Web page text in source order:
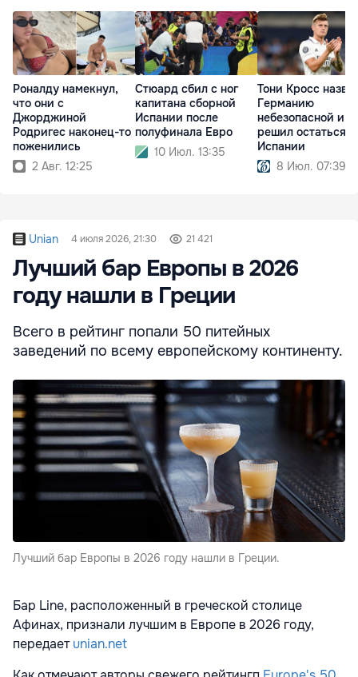
Роналду намекнул,
что они с
Джорджиной
Родригес наконец-то
поженились
2 Авг. 12:25
Стюард сбил с ног
капитана сборной
Испании после
полуфинала Евро
10 Июл. 13:35
Тони Кросс
Германию
небезопасной и
решил остаться в
Испании
8 Июл. 07:39
Unian 4 июля 2026, 21:30 21 421
Лучший бар Европы в 2026
году нашли в Греции
Всего в рейтинг попали 50 питейных
заведений по всему европейскому континенту.
Лучший бар Европы в 2026 году нашли в Греции.
Бар Line, расположенный в греческой столице
Афинах, признали лучшим в Европе в 2026 году,
передаетunian.net